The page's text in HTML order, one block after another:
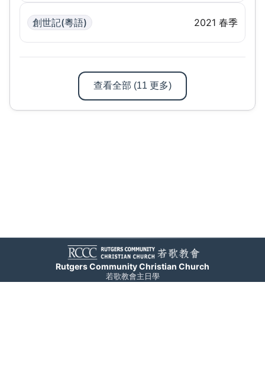
創世記(粵語) 2021 春季
查看全部 (11 更多)
Rutgers Community Christian Church
若歌教會主日學